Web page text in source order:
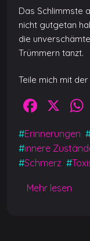
Das Schlimmste
nicht gutgetan
die
Trümmern tanzt.
Teile mich mit
F
c
e
b
o
X
#Erinnerungen
#innere
#Schmerz #
Mehr lesen